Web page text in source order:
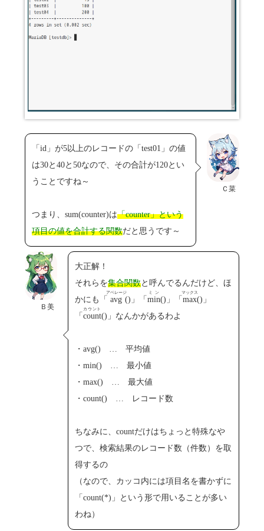
Ｃ菜
「id」が5以上のレコードの「test01」の値
は30と40と50なので、その合計が120とい
うことですね～
つまり、sum(counter)は「counter」という
項目の値を合計する関数だと思うです～
Ｂ美
大正解！
それらを集合関数と呼んでるんだけど、ほ
かにも「
avg
アベレージ
()」「 min
ミン
()」「 max
マックス
()」
「 count
カウント
()」なんかがあるわよ
・avg() … 平均値
・min() … 最小値
・max() … 最大値
・count() … レコード数
ちなみに、countだけはちょっと特殊なや
つで、検索結果のレコード数（件数）を取
得するの
（なので、カッコ内には項目名を書かずに
「count(*)」という形で用いることが多い
わね）